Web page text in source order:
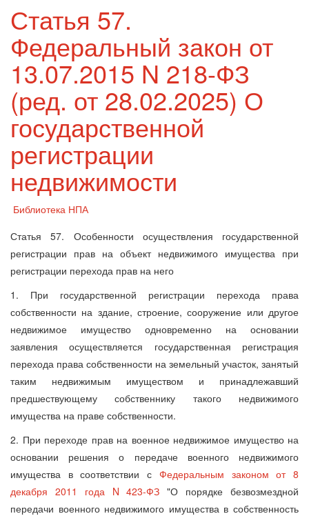
Статья 57.
Федеральный закон от
13.07.2015 N 218-ФЗ
(ред. от 28.02.2025) О
государственной
регистрации
недвижимости
Библиотека НПА
Статья 57. Особенности осуществления государственной
регистрации прав на объект недвижимого имущества при
регистрации перехода прав на него
1. При государственной регистрации перехода права
собственности на здание, строение, сооружение или другое
недвижимое имущество одновременно на основании
заявления осуществляется государственная регистрация
перехода права собственности на земельный участок, занятый
таким недвижимым имуществом и принадлежавший
предшествующему собственнику такого недвижимого
имущества на праве собственности.
2. При переходе прав на военное недвижимое имущество на
основании решения о передаче военного недвижимого
имущества в соответствии с Федеральным законом от 8
декабря 2011 года N 423-ФЗ "О порядке безвозмездной
передачи военного недвижимого имущества в собственность